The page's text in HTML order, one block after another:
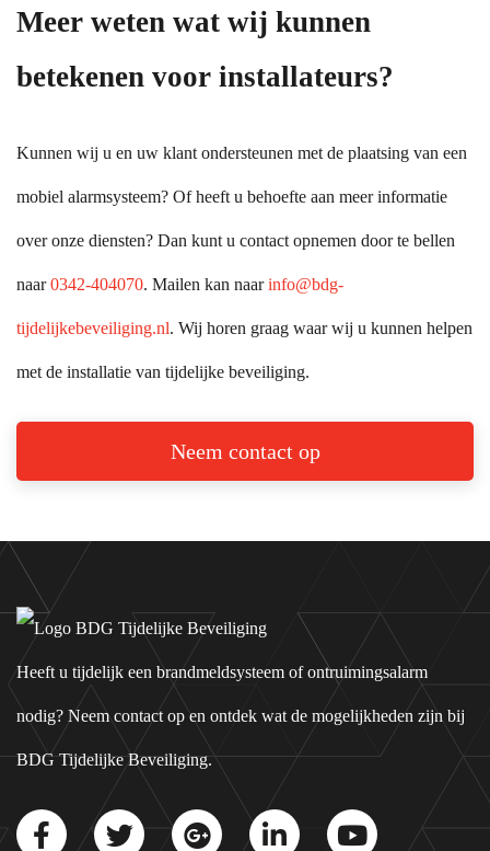
Meer weten wat wij kunnen
betekenen voor installateurs?
Kunnen wij u en uw klant ondersteunen met de plaatsing van een
mobiel alarmsysteem? Of heeft u behoefte aan meer informatie
over onze diensten? Dan kunt u contact opnemen door te bellen
naar0342-404070. Mailen kan naarinfo@bdg-
tijdelijkebeveiliging.nl. Wij horen graag waar wij u kunnen helpen
met de installatie van tijdelijke beveiliging.
Neem contact op
Heeft u tijdelijk een brandmeldsysteem of ontruimingsalarm
nodig? Neem contact op en ontdek wat de mogelijkheden zijn bij
BDG Tijdelijke Beveiliging.